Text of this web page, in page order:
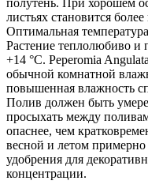
листьях становится
Оптимальная
Растение теплолюбиво и
+14 °C. Peperomia
обычной комнатной
повышенная влажность
Полив должен быть
просыхать между
опаснее, чем
весной и летом примерно
удобрения для
концентрации.